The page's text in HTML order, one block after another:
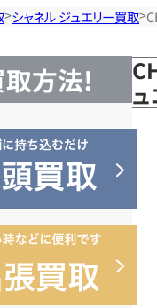
シャネル ジュエリー買取
方法!